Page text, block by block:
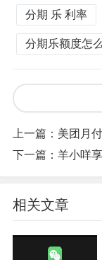
分期 乐 利率
分期乐额度怎
上一篇： 美团月
下一篇： 羊小咩
相关文章